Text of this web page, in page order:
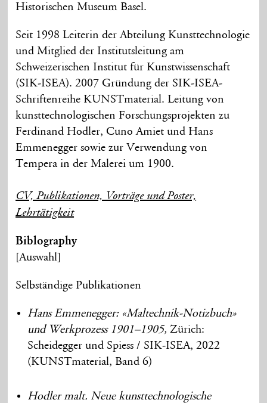
Historischen Museum Basel.
Seit 1998 Leiterin der Abteilung Kunsttechnologie
und Mitglied der Institutsleitung am
Schweizerischen Institut für Kunstwissenschaft
(SIK-ISEA). 2007 Gründung der SIK-ISEA-
Schriftenreihe KUNSTmaterial. Leitung von
kunsttechnologischen Forschungsprojekten zu
Ferdinand Hodler, Cuno Amiet und Hans
Emmenegger sowie zur Verwendung von
Tempera in der Malerei um 1900.
CV, Publikationen, Vorträge und Poster,
Lehrtätigkeit
Biblography
[Auswahl]
Selbständige Publikationen
Hans Emmenegger: «Maltechnik-Notizbuch»
und Werkprozess 1901–1905,Zürich:
Scheidegger und Spiess / SIK-ISEA, 2022
(KUNSTmaterial, Band 6)
Hodler malt. Neue kunsttechnologische